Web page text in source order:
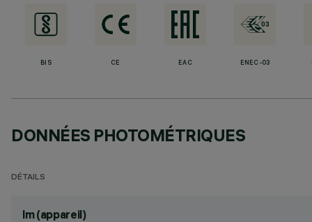
BIS CE EAC ENEC-03
DONNÉES PHOTOMÉTRIQUES
DÉTAILS
lm (appareil)